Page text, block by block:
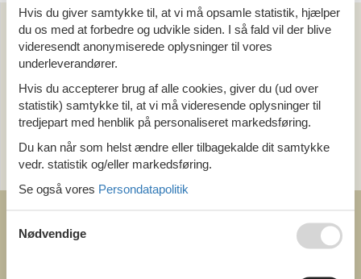
Kan vi hjælpe?
Man. - fre. 10.00-16.00
Lør. 10.00-14.00
Send en e-mail
og få et hurtigt svar, alle dage
Hvis du giver samtykke til, at vi må opsamle statistik, hjælper
du os med at forbedre og udvikle siden. I så fald vil der blive
videresendt anonymiserede oplysninger til vores
underleverandører.
Hvis du accepterer brug af alle cookies, giver du (ud over
statistik) samtykke til, at vi må videresende oplysninger til
tredjepart med henblik på personaliseret markedsføring.
Du kan når som helst ændre eller tilbagekalde dit samtykke
vedr. statistik og/eller markedsføring.
Se også vores Persondatapolitik
Nødvendige